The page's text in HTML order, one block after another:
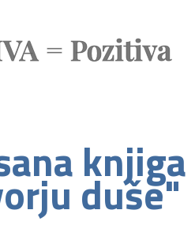
= Pozitiva
knjiga
duše"